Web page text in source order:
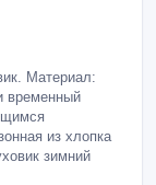
Материал:
временный
из хлопка
зимний